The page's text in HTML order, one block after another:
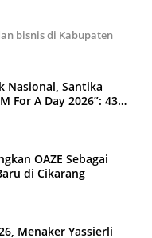
bisnis di Kabupaten
Nasional, Santika
For A Day 2026”: 43
OAZE Sebagai
di Cikarang
Menaker Yassierli